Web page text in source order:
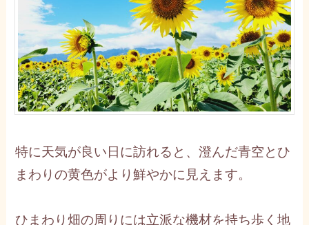
特に天気が良い日に訪れると、澄んだ青空とひ
まわりの黄色がより鮮やかに見えます。
ひまわり畑の周りには立派な機材を持ち歩く地